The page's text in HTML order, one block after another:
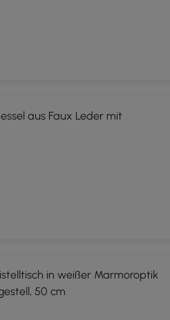
aus Faux Leder mit
in weißer Marmoroptik
50 cm